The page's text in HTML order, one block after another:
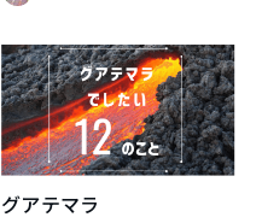
グアテマラ